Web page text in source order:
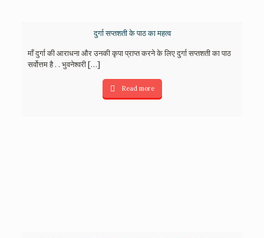
दुर्गा सप्तशती के पाठ का महत्व
माँ दुर्गा की आराधना और उनकी कृपा प्राप्त करने के लिए दुर्गा सप्तशती का पाठ
सर्वोत्तम है . . भुवनेश्वरी[…]
Read more